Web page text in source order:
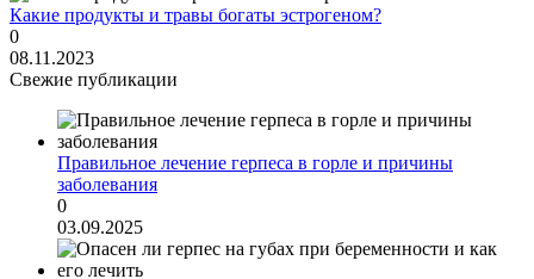
Какие продукты и травы богаты эстрогеном?
0
08.11.2023
Свежие публикации
Правильное лечение герпеса в горле и причины
заболевания
0
03.09.2025